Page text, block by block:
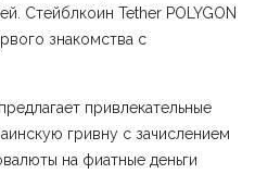
Стейблкоин Tether POLYGON
знакомства с
привлекательные
гривну с зачислением
на фиатные деньги